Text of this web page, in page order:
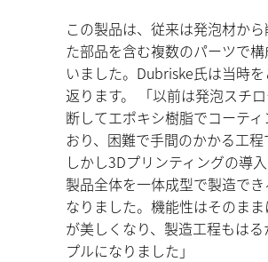
この製品は、従来は発泡材か
た部品を含む複数のパーツで
いました。Dubriske氏は当時を
返ります。 「以前は発泡スチ
断してエポキシ樹脂でコーティ
おり、困難で手間のかかる工程
しかし3Dプリンティングの導入
製品全体を一体成型で製造で
なりました。機能性はそのま
が美しくなり、製造工程もは
プルになりました」